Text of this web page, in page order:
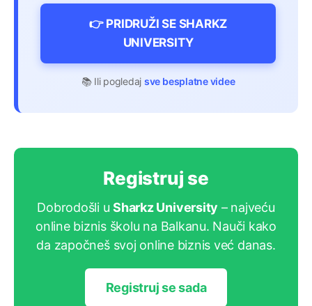
👉 PRIDRUŽI SE SHARKZ
UNIVERSITY
📚 Ili pogledaj sve besplatne videe
Registruj se
Dobrodošli uSharkz University – najveću
online biznis školu na Balkanu. Nauči kako
da započneš svoj online biznis već danas.
Registruj se sada